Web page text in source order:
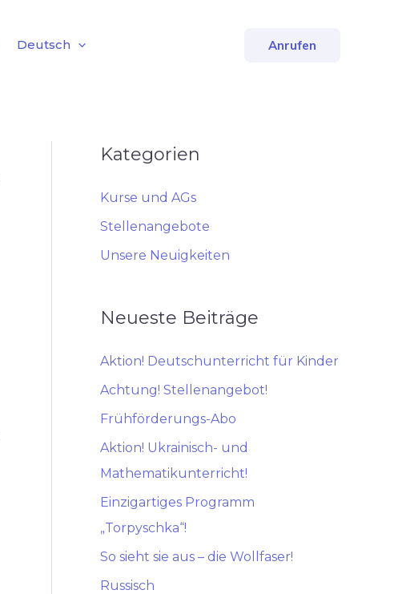
Deutsch Anrufen
Kategorien
Kurse und AGs
Stellenangebote
Unsere Neuigkeiten
Neueste Beiträge
Aktion! Deutschunterricht für Kinder
Achtung! Stellenangebot!
Frühförderungs-Abo
Aktion! Ukrainisch- und
Mathematikunterricht!
Einzigartiges Programm
„Torpyschka“!
So sieht sie aus – die Wollfaser!
Russisch